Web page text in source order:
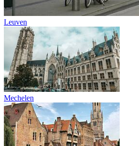
Leuven
Mechelen